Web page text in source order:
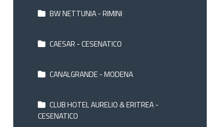
BW NETTUNIA - RIMINI
CAESAR - CESENATICO
CANALGRANDE - MODENA
CLUB HOTEL AURELIO & ERITREA -
CESENATICO